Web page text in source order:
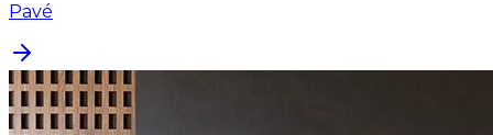
Pavé